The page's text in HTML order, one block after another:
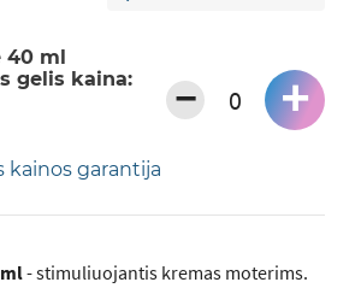
40 ml
gelis kaina:
− +
kainos garantija
- stimuliuojantis kremas moterims.